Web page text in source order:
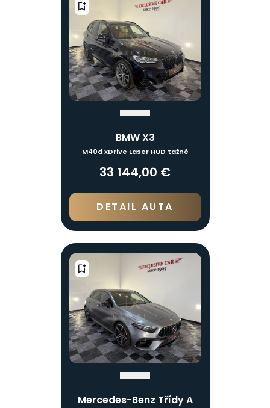
BMW X3
M40d xDrive Laser HUD tažné
33 144,00 €
DETAIL AUTA
Mercedes-Benz Třídy A